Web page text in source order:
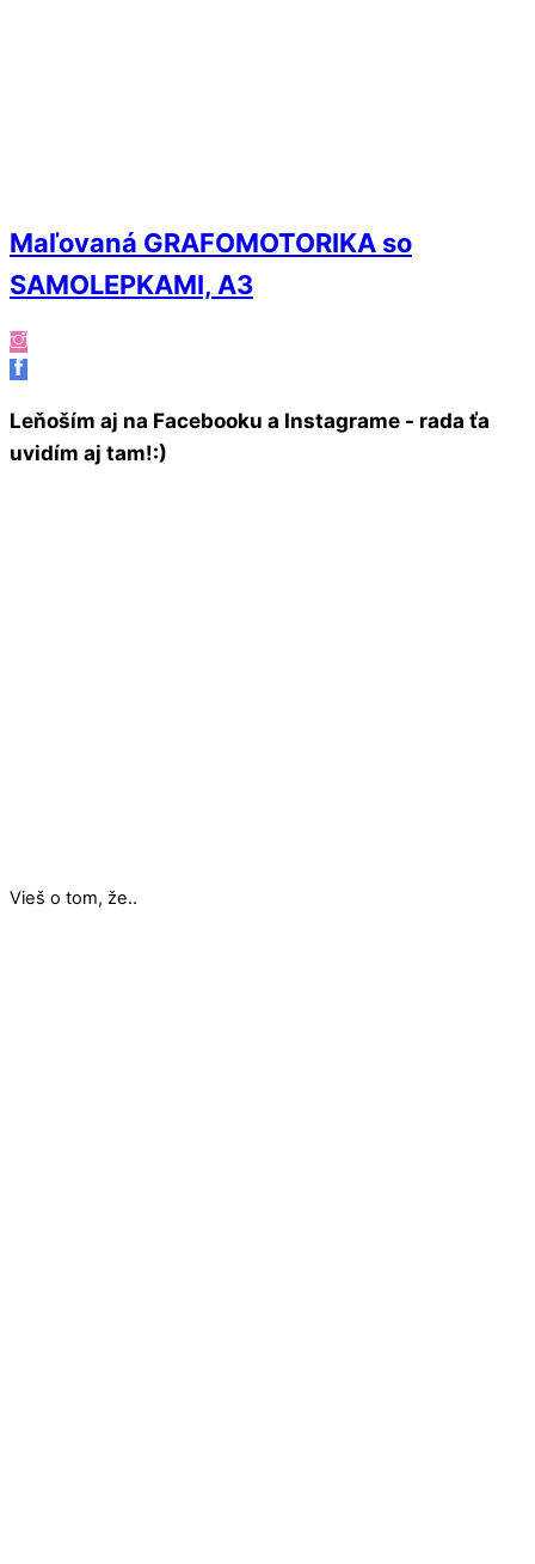
Maľovaná GRAFOMOTORIKA so
SAMOLEPKAMI, A3
Leňoším aj na Facebooku a Instagrame - rada ťa
uvidím aj tam!:)
Vieš o tom, že..